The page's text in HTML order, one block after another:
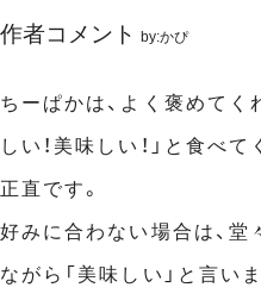
作者コメント by:かぴ
ちーぱかは、よく褒めてく
しい！美味しい！」と食べ
正直です。
好みに合わない場合は、堂
ながら「美味しい」と言い